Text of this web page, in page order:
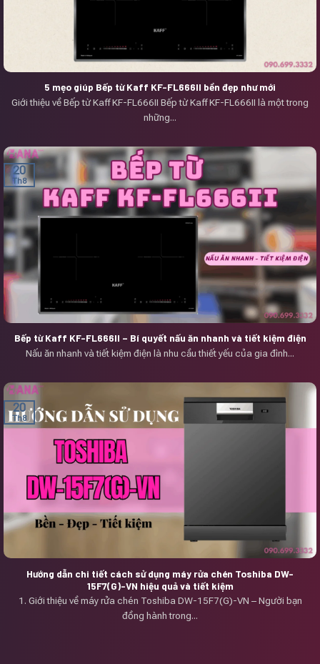
5 mẹo giúp Bếp từ Kaff KF-FL666II bền đẹp như mới
Giới thiệu về Bếp từ Kaff KF-FL666II Bếp từ Kaff KF-FL666II là một trong
những...
Bếp từ Kaff KF-FL666II – Bí quyết nấu ăn nhanh và tiết kiệm điện
Nấu ăn nhanh và tiết kiệm điện là nhu cầu thiết yếu của gia đình...
20
Th8
Hướng dẫn chi tiết cách sử dụng máy rửa chén Toshiba DW-
15F7(G)-VN hiệu quả và tiết kiệm
1. Giới thiệu về máy rửa chén Toshiba DW-15F7(G)-VN – Người bạn
đồng hành trong...
20
Th8